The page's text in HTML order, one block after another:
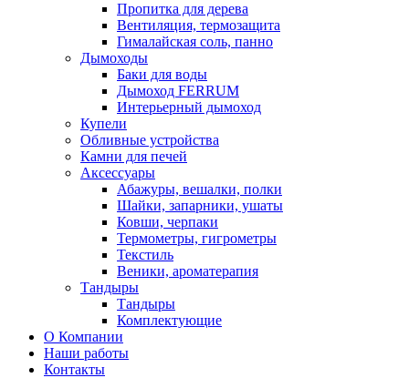
Пропитка для дерева
Вентиляция, термозащита
Гималайская соль, панно
Дымоходы
Баки для воды
Дымоход FERRUM
Интерьерный дымоход
Купели
Обливные устройства
Камни для печей
Аксессуары
Абажуры, вешалки, полки
Шайки, запарники, ушаты
Ковши, черпаки
Термометры, гигрометры
Текстиль
Веники, ароматерапия
Тандыры
Тандыры
Комплектующие
О Компании
Наши работы
Контакты